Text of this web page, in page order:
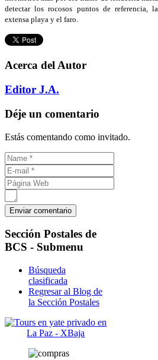
detectar los rocosos puntos de referencia, la
extensa playa y el faro.
Acerca del Autor
Editor J.A.
Déje un comentario
Estás comentando como invitado.
Sección Postales de
BCS - Submenu
Búsqueda
clasificada
Regresar al Blog de
la Sección Postales